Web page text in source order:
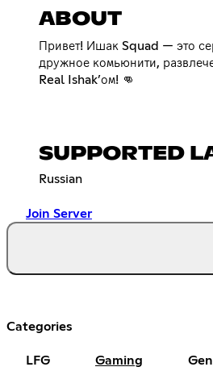
ABOUT
Привет! Ишак Squad — это
дружное комьюнити,
Real Ishak’ом! 👊
SUPPORTED
Russian
Join Server
Categories
LFG Gaming